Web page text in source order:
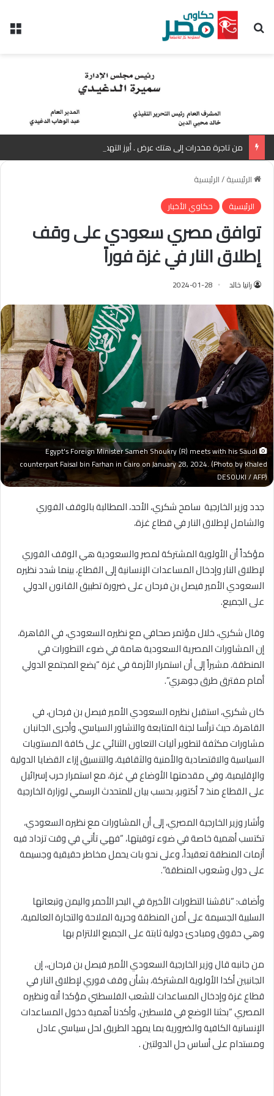
بحث عن
الرئيسية/الرئيسية
الرئيسية
حكاوي الأخبار
توافق مصري سعودي على وقف
إطلاق النار في غزة فوراً
رانيا خالد 2024-01-28
Egypt's Foreign Minister Sameh Shoukry (R) meets with his Saudi
counterpart Faisal bin Farhan in Cairo on January 28, 2024. (Photo by Khaled
DESOUKI / AFP)
جدد وزير الخارجية سامح شكري، الأحد، المطالبة بالوقف الفوري
والشامل لإطلاق النار في قطاع غزة،
مؤكداً أن الأولوية المشتركة لمصر والسعودية هي الوقف الفوري
لإطلاق النار وإدخال المساعدات الإنسانية إلى القطاع، بينما شدد نظيره
السعودي الأمير فيصل بن فرحان على ضرورة تطبيق القانون الدولي
على الجميع.
وقال شكري، خلال مؤتمر صحافي مع نظيره السعودي، في القاهرة،
إن المشاورات المصرية السعودية هامة في ضوء التطورات في
المنطقة، مشيراً إلى أن استمرار الأزمة في غزة “يضع المجتمع الدولي
أمام مفترق طرق جوهري”.
كان شكري، استقبل نظيره السعودي الأمير فيصل بن فرحان، في
القاهرة، حيث ترأسا لجنة المتابعة والتشاور السياسي، وأجرى الجانبان
مشاورات مكثفة لتطوير آليات التعاون الثنائي على كافة المستويات
السياسية والاقتصادية والأمنية والثقافية، والتنسيق إزاء القضايا الدولية
والإقليمية، وفي مقدمتها الأوضاع في غزة، مع استمرار حرب إسرائيل
على القطاع منذ 7 أكتوبر، بحسب بيان للمتحدث الرسمي لوزارة الخارجية
وأشار وزير الخارجية المصري، إلى أن المشاورات مع نظيره السعودي،
تكتسب أهمية خاصة في ضوء توقيتها، “فهي تأتي في وقت تزداد فيه
أزمات المنطقة تعقيداً، وعلى نحو بات يحمل مخاطر حقيقية وجسيمة
على دول وشعوب المنطقة”.
وأضاف: “ناقشنا التطورات الأخيرة في البحر الأحمر واليمن وتبعاتها
السلبية الجسيمة على أمن المنطقة وحرية الملاحة والتجارة العالمية،
وهي حقوق ومبادئ دولية ثابتة على الجميع الالتزام بها
من جانبه قال وزير الخارجية السعودي الأمير فيصل بن فرحان،، إن
الجانبين أكدا الأولوية المشتركة، بشأن وقف فوري لإطلاق النار في
قطاع غزة وإدخال المساعدات للشعب الفلسطني مؤكدا أنه ونظيره
المصري “بحثنا الوضع في فلسطين، وأكدنا أهمية دخول المساعدات
الإنسانية الكافية والضرورية بما يمهد الطريق لحل سياسي عادل
ومستدام على أساس حل الدولتين .